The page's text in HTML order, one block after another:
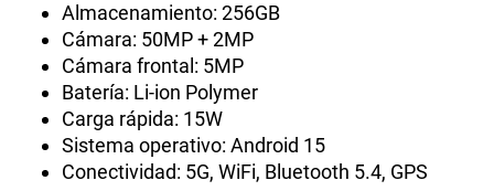
Almacenamiento: 256GB
Cámara: 50MP + 2MP
Cámara frontal: 5MP
Batería: Li-ion Polymer
Carga rápida: 15W
Sistema operativo: Android 15
Conectividad: 5G, WiFi, Bluetooth 5.4, GPS